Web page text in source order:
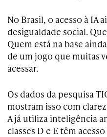
No Brasil, o acesso à IA
desigualdade social.
Quem está na base
de um jogo que muitas
acessar.
Os dados da pesquisa
mostram isso com
A já utiliza inteligência
classes D e E têm